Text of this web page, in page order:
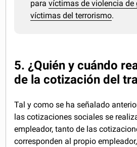
paravíctimas de violencia de
víctimas del terrorismo.
5. ¿Quién y cuándo
de la cotización del
Tal y como se ha señalado
las cotizaciones sociales se
empleador, tanto de las
corresponden al propio